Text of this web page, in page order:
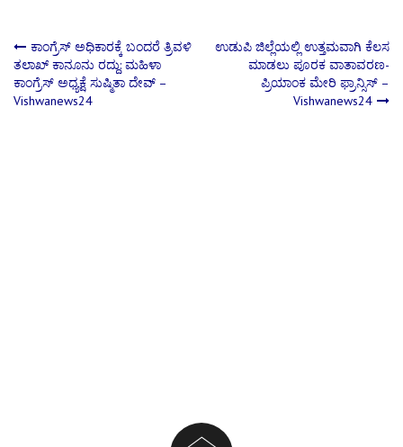
Post
navigation
ಕಾಂಗ್ರೆಸ್‌ ಅಧಿಕಾರಕ್ಕೆ ಬಂದರೆ ತ್ರಿವಳಿ
ತಲಾಖ್‌ ಕಾನೂನು ರದ್ದು: ಮಹಿಳಾ
ಕಾಂಗ್ರೆಸ್‌ ಅಧ್ಯಕ್ಷೆ ಸುಷ್ಮಿತಾ ದೇವ್‌ –
Vishwanews24
ಉಡುಪಿ ಜಿಲ್ಲೆಯಲ್ಲಿ ಉತ್ತಮವಾಗಿ ಕೆಲಸ
ಮಾಡಲು ಪೂರಕ ವಾತಾವರಣ-
ಪ್ರಿಯಾಂಕ ಮೇರಿ ಫ್ರಾನ್ಸಿಸ್ –
Vishwanews24